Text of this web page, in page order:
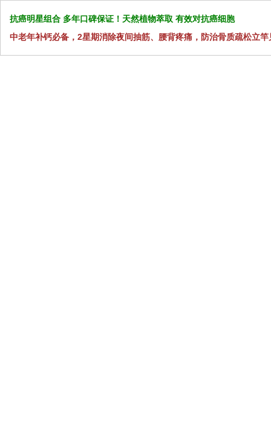
抗癌明星组合 多年口碑保证！天然植物萃取 有效对抗癌细胞
中老年补钙必备，2星期消除夜间抽筋、腰背疼痛，防治骨质疏松立竿